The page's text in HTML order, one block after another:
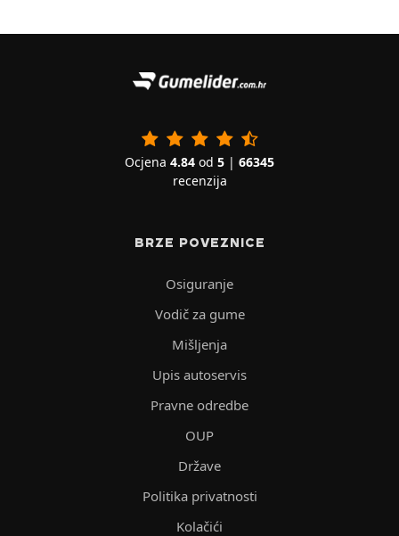
Ocjena 4.84 od 5 | 66345
recenzija
BRZE POVEZNICE
Osiguranje
Vodič za gume
Mišljenja
Upis autoservis
Pravne odredbe
OUP
Države
Politika privatnosti
Kolačići